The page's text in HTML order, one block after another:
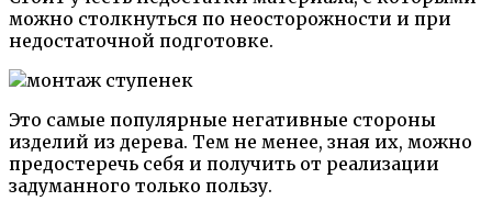
можно столкнуться по неосторожности и при
недостаточной подготовке.
Это самые популярные негативные стороны
изделий из дерева. Тем не менее, зная их, можно
предостеречь себя и получить от реализации
задуманного только пользу.